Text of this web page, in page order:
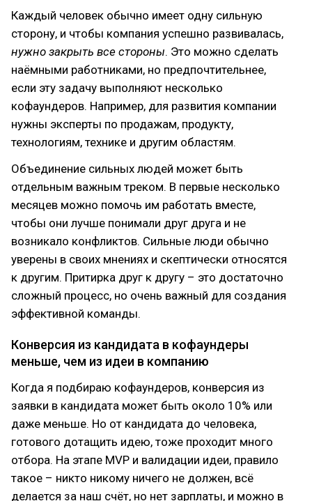
Каждый человек обычно имеет одну сильную
сторону, и чтобы компания успешно развивалась,
нужно закрыть все стороны. Это можно сделать
наёмными работниками, но предпочтительнее,
если эту задачу выполняют несколько
кофаундеров. Например, для развития компании
нужны эксперты по продажам, продукту,
технологиям, технике и другим областям.
Объединение сильных людей может быть
отдельным важным треком. В первые несколько
месяцев можно помочь им работать вместе,
чтобы они лучше понимали друг друга и не
возникало конфликтов. Сильные люди обычно
уверены в своих мнениях и скептически относятся
к другим. Притирка друг к другу – это достаточно
сложный процесс, но очень важный для создания
эффективной команды.
Конверсия из кандидата в кофаундеры
меньше, чем из идеи в компанию
Когда я подбираю кофаундеров, конверсия из
заявки в кандидата может быть около 10% или
даже меньше. Но от кандидата до человека,
готового дотащить идею, тоже проходит много
отбора. На этапе MVP и валидации идеи, правило
такое – никто никому ничего не должен, всё
делается за наш счёт, но нет зарплаты, и можно в